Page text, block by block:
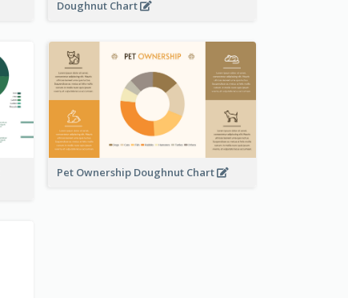
Doughnut Chart
Pet Ownership Doughnut Chart